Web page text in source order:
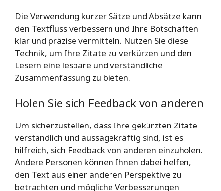
Die Verwendung kurzer Sätze und Absätze kann
den Textfluss verbessern und Ihre Botschaften
klar und präzise vermitteln. Nutzen Sie diese
Technik, um Ihre Zitate zu verkürzen und den
Lesern eine lesbare und verständliche
Zusammenfassung zu bieten.
Holen Sie sich Feedback von anderen
Um sicherzustellen, dass Ihre gekürzten Zitate
verständlich und aussagekräftig sind, ist es
hilfreich, sich Feedback von anderen einzuholen.
Andere Personen können Ihnen dabei helfen,
den Text aus einer anderen Perspektive zu
betrachten und mögliche Verbesserungen